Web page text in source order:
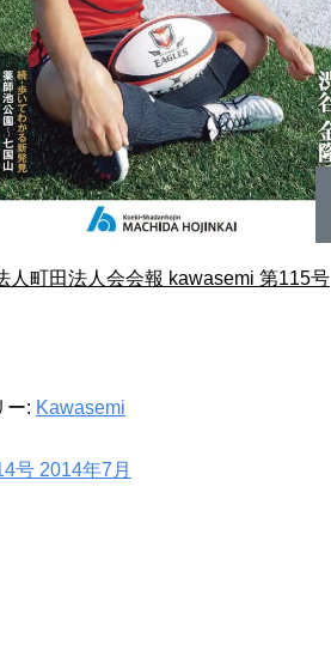
人町田法人会会報 kawasemi 第115号
ー: Kawasemi
ナビゲーション
号 2014年7月